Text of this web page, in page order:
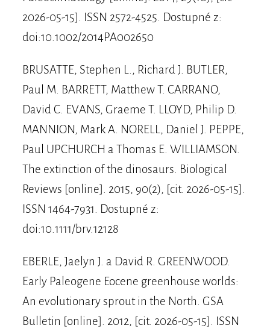
2026-05-15]. ISSN 2572-4525. Dostupné z:
doi:10.1002/2014PA002650
BRUSATTE, Stephen L., Richard J. BUTLER,
Paul M. BARRETT, Matthew T. CARRANO,
David C. EVANS, Graeme T. LLOYD, Philip D.
MANNION, Mark A. NORELL, Daniel J. PEPPE,
Paul UPCHURCH a Thomas E. WILLIAMSON.
The extinction of the dinosaurs. Biological
Reviews [online]. 2015, 90(2), [cit. 2026-05-15].
ISSN 1464-7931. Dostupné z:
doi:10.1111/brv.12128
EBERLE, Jaelyn J. a David R. GREENWOOD.
Early Paleogene Eocene greenhouse worlds:
An evolutionary sprout in the North. GSA
Bulletin [online]. 2012, [cit. 2026-05-15]. ISSN